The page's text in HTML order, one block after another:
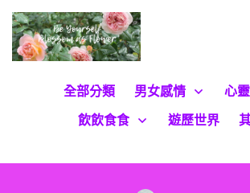
全部分類 男女感情 心
飲飲食食 遊歷世界